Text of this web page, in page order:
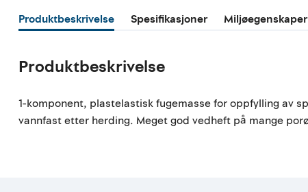
Produktbeskrivelse Spesifikasjoner Miljøegenskaper
Produktbeskrivelse
1-komponent, plastelastisk fugemasse for oppfylling av
vannfast etter herding. Meget god vedheft på mange